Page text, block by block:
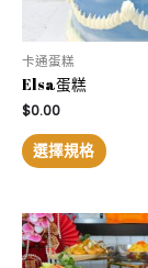
卡通蛋糕
Elsa蛋糕
$0.00
選擇規格